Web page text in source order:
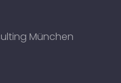
München